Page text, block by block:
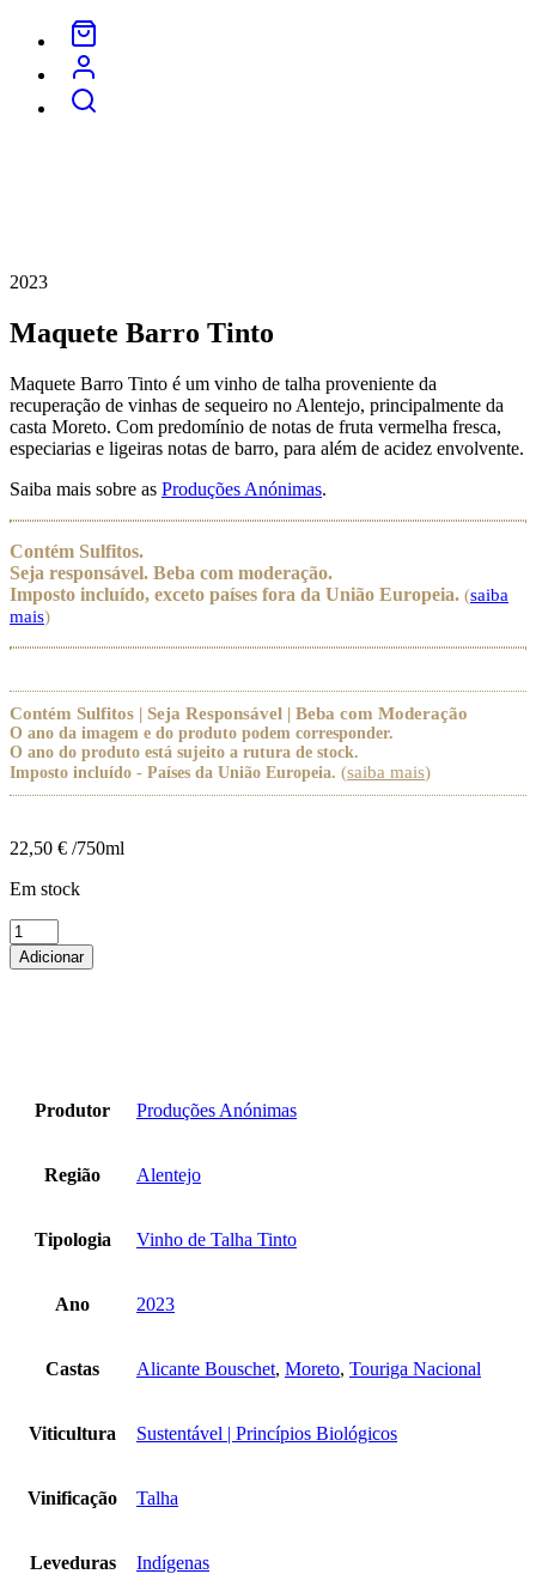
2023
Maquete Barro Tinto
Maquete Barro Tinto é um vinho de talha proveniente da
recuperação de vinhas de sequeiro no Alentejo, principalmente da
casta Moreto. Com predomínio de notas de fruta vermelha fresca,
especiarias e ligeiras notas de barro, para além de acidez envolvente.
Saiba mais sobre as Produções Anónimas.
Contém Sulfitos.
Seja responsável. Beba com moderação.
Imposto incluído, exceto países fora da União Europeia. (saiba
mais)
Contém Sulfitos | Seja Responsável | Beba com Moderação
O ano da imagem e do produto podem corresponder.
O ano do produto está sujeito a rutura de stock.
Imposto incluído - Países da União Europeia. (saiba mais)
22,50 € /750ml
Em stock
Quantidade
de
Maquete
Adicionar
Produtor Produções Anónimas
Região Alentejo
Tipologia Vinho de Talha Tinto
Ano 2023
Castas Alicante Bouschet, Moreto, Touriga Nacional
Viticultura Sustentável | Princípios Biológicos
Vinificação Talha
Leveduras Indígenas